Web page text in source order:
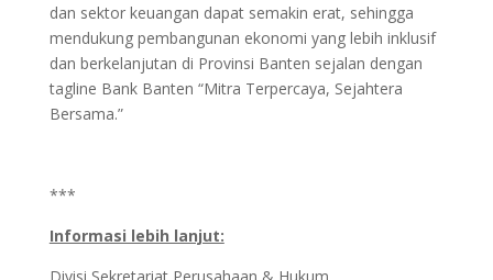
dan sektor keuangan dapat semakin erat, sehingga
mendukung pembangunan ekonomi yang lebih inklusif
dan berkelanjutan di Provinsi Banten sejalan dengan
tagline Bank Banten “Mitra Terpercaya, Sejahtera
Bersama.”
***
Informasi lebih lanjut: